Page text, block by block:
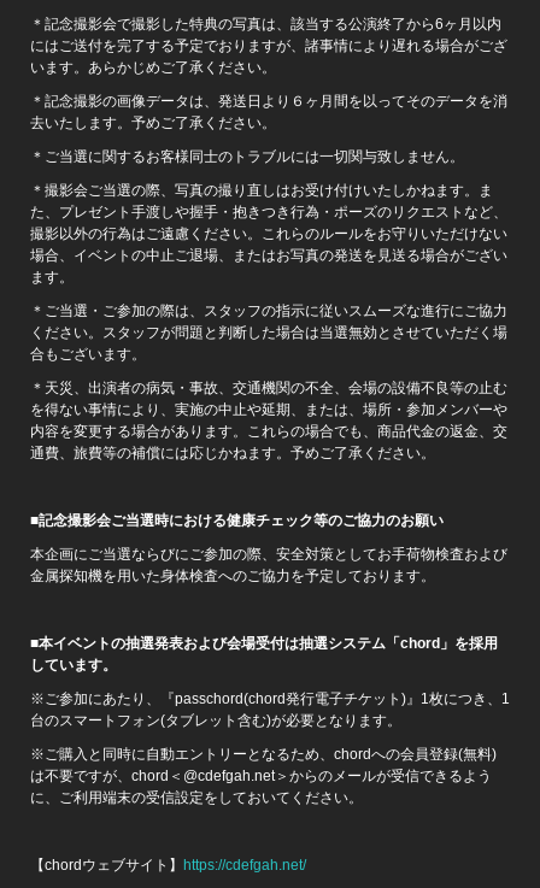
＊記念撮影会で撮影した特典の写真は、該当する公演終了から6ヶ月以内
にはご送付を完了する予定でおりますが、諸事情により遅れる場合がござ
います。あらかじめご了承ください。
＊記念撮影の画像データは、発送日より６ヶ月間を以ってそのデータを消
去いたします。予めご了承ください。
＊ご当選に関するお客様同士のトラブルには一切関与致しません。
＊撮影会ご当選の際、写真の撮り直しはお受け付けいたしかねます。ま
た、プレゼント手渡しや握手・抱きつき行為・ポーズのリクエストなど、
撮影以外の行為はご遠慮ください。これらのルールをお守りいただけない
場合、イベントの中止ご退場、またはお写真の発送を見送る場合がござい
ます。
＊ご当選・ご参加の際は、スタッフの指示に従いスムーズな進行にご協力
ください。スタッフが問題と判断した場合は当選無効とさせていただく場
合もございます。
＊天災、出演者の病気・事故、交通機関の不全、会場の設備不良等の止む
を得ない事情により、実施の中止や延期、または、場所・参加メンバーや
内容を変更する場合があります。これらの場合でも、商品代金の返金、交
通費、旅費等の補償には応じかねます。予めご了承ください。
■記念撮影会ご当選時における健康チェック等のご協力のお願い
本企画にご当選ならびにご参加の際、安全対策としてお手荷物検査および
金属探知機を用いた身体検査へのご協力を予定しております。
■本イベントの抽選発表および会場受付は抽選システム「chord」を採用
しています。
※ご参加にあたり、『passchord(chord発行電子チケット)』1枚につき、1
台のスマートフォン(タブレット含む)が必要となります。
※ご購入と同時に自動エントリーとなるため、chordへの会員登録(無料)
は不要ですが、chord＜@cdefgah.net＞からのメールが受信できるよう
に、ご利用端末の受信設定をしておいてください。
【chordウェブサイト】 https://cdefgah.net/